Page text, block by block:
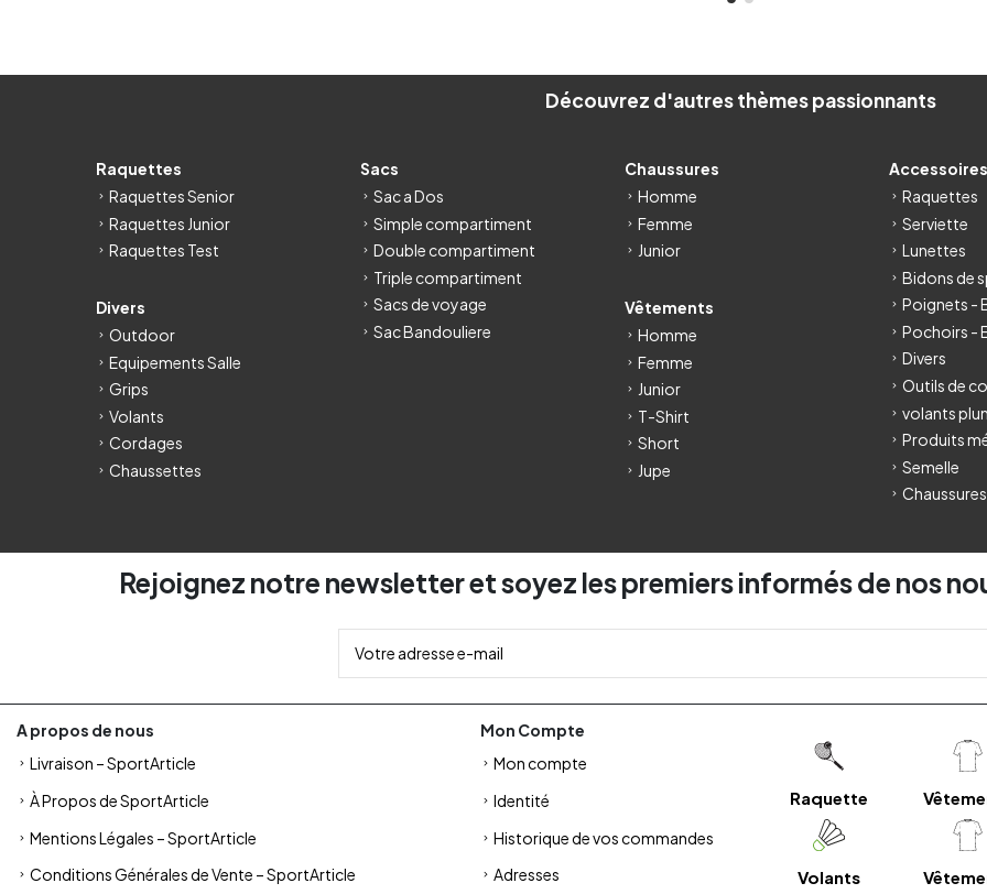
Découvrez d'autres thèmes passionnants
Raquettes
Raquettes Senior
Raquettes Junior
Raquettes Test
Divers
Outdoor
Equipements Salle
Grips
Volants
Cordages
Chaussettes
Sacs
Sac a Dos
Simple compartiment
Double compartiment
Triple compartiment
Sacs de voyage
Sac Bandouliere
Chaussures
Homme
Femme
Junior
Vêtements
Homme
Femme
Junior
T-Shirt
Short
Jupe
Accessoires
Raquettes
Serviette
Lunettes
Bidons de
Poignets -
Pochoirs -
Divers
Outils de
volants
Produits
Semelle
Chaussures
Rejoignez notre newsletter et soyez les premiers informés de nos
A propos de nous
Livraison – SportArticle
À Propos de SportArticle
Mentions Légales – SportArticle
Conditions Générales de Vente – SportArticle
Mon Compte
Mon compte
Identité
Historique de vos commandes
Adresses
Raquette
Volants